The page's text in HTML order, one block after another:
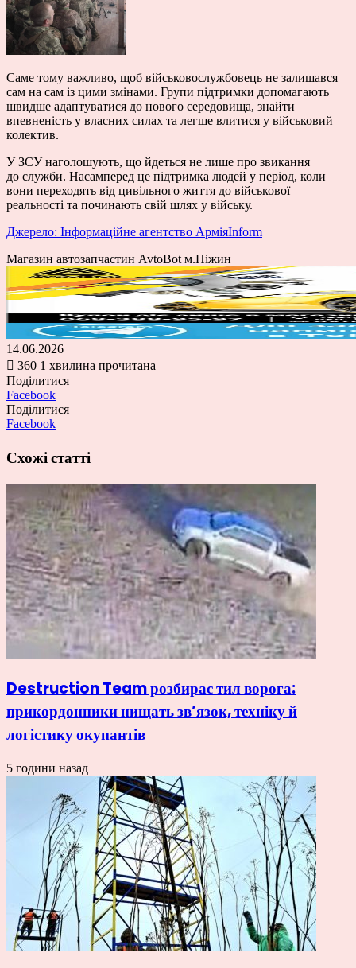
Саме тому важливо, щоб військовослужбовець не залишався
сам на сам із цими змінами. Групи підтримки допомагають
швидше адаптуватися до нового середовища, знайти
впевненість у власних силах та легше влитися у військовий
колектив.
У ЗСУ наголошують, що йдеться не лише про звикання
до служби. Насамперед це підтримка людей у період, коли
вони переходять від цивільного життя до військової
реальності та починають свій шлях у війську.
Джерело: Інформаційне агентство АрміяInform
Магазин автозапчастин AvtoBot м.Ніжин
14.06.2026
360 1 хвилина прочитана
Поділитися
Facebook
Поділитися
Facebook
Схожі статті
Destruction Team розбирає тил ворога:
прикордонники нищать зв’язок, техніку й
логістику окупантів
5 години назад